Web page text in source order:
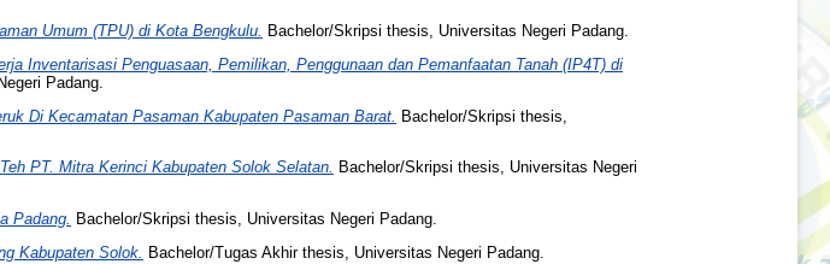
Umum (TPU) di Kota Bengkulu. Bachelor/Skripsi thesis, Universitas Negeri Padang.
Inventarisasi Penguasaan, Pemilikan, Penggunaan dan Pemanfaatan Tanah (IP4T) di
Padang.
Di Kecamatan Pasaman Kabupaten Pasaman Barat.
Bachelor/Skripsi thesis,
PT. Mitra Kerinci Kabupaten Solok Selatan. Bachelor/Skripsi thesis, Universitas Negeri
Padang. Bachelor/Skripsi thesis, Universitas Negeri Padang.
Kabupaten Solok. Bachelor/Tugas Akhir thesis, Universitas Negeri Padang.